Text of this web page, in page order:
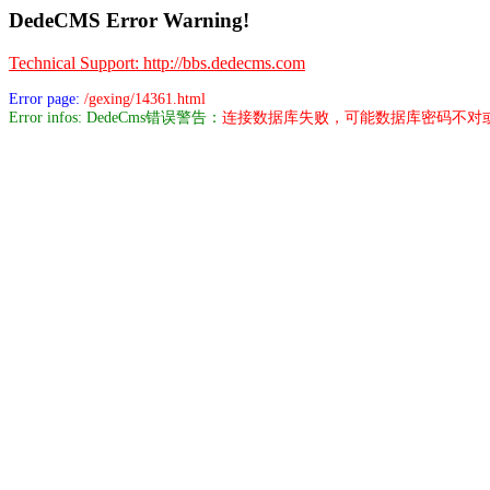
DedeCMS Error Warning!
Technical Support: http://bbs.dedecms.com
Error page: /gexing/14361.html
Error infos: DedeCms错误警告： 连接数据库失败，可能数据库密码不对